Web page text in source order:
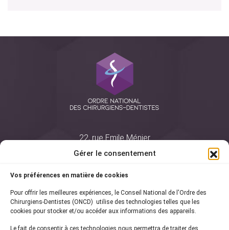
Gérer le consentement
Vos préférences en matière de cookies
Pour offrir les meilleures expériences, le Conseil National de l'Ordre des
Chirurgiens-Dentistes (ONCD) utilise des technologies telles que les
cookies pour stocker et/ou accéder aux informations des appareils.
Le fait de consentir à ces technologies nous permettra de traiter des
22, rue Emile Ménier
75761 Paris Cedex 16
01 44 34 78 80
courrier@oncd.org